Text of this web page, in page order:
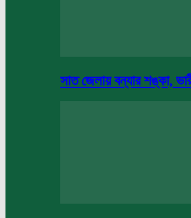
সাত জেলায় বন্যার শঙ্কা, ভারী